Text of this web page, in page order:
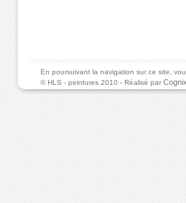
En poursuivant la navigation sur ce site,
© HLS - peintures 2010 - Réalisé par